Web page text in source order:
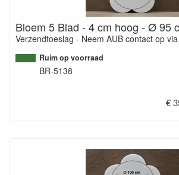
Bloem 5 Blad - 4 cm hoog - Ø 95
Verzendtoeslag - Neem AUB contact op
Ruim op voorraad
BR-5138
€